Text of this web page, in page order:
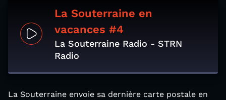
La Souterraine en
vacances #4
La Souterraine Radio - STRN
Radio
La Souterraine envoie sa dernière carte postale en